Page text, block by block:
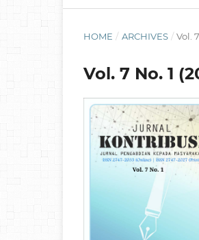
HOME / ARCHIVES / Vol.
Vol. 7 No. 1